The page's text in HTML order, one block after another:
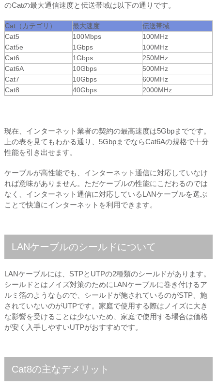
のCatの最大通信速度と伝送帯域は以下の通りです。
Cat（カテゴリ） 最大速度
伝送帯域
Cat5
100Mbps
100MHz
Cat5e
1Gbps
100MHz
Cat6
1Gbps
250MHz
Cat6A
10Gbps
500MHz
Cat7
10Gbps
600MHz
Cat8
40Gbps 2000MHz
現在、インターネット業者の契約の最高速度は5Gbpまでです。
上の表を見てもわかる通り、5GbpまでならCat6Aの規格で十分
性能を引き出せます。
ケーブルが高性能でも、インターネット通信に対応していなけ
れば意味がありません。ただケーブルの性能にこだわるのでは
なく、インターネット通信に対応しているLANケーブルを選ぶ
ことで快適にインターネットを利用できます。
LANケーブルのシールドについて
LANケーブルには、STPとUTPの2種類のシールドがあります。
シールドとはノイズ対策のためにLANケーブルに巻き付けるア
ルミ箔のようなもので、シールドが施されているのがSTP、施
されていないのがUTPです。家庭で使用する際はノイズに大き
な影響を受けることは少ないため、家庭で使用する場合は価格
が安く入手しやすいUTPがおすすめです。
Cat8の主なデメリット